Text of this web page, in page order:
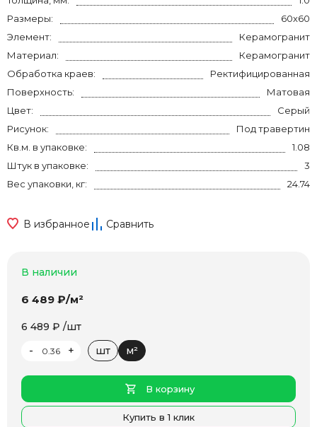
Размеры:
60x60
Элемент:
Керамогранит
Материал:
Керамогранит
Обработка краев:
Ректифицированная
Поверхность:
Матовая
Цвет:
Серый
Рисунок:
Под травертин
Кв.м. в упаковке:
1.08
Штук в упаковке:
3
Вес упаковки, кг:
24.74
В избранное Сравнить
В наличии
6 489 ₽/м²
6 489 ₽ /шт
-
+ шт м²
В корзину
Купить в 1 клик